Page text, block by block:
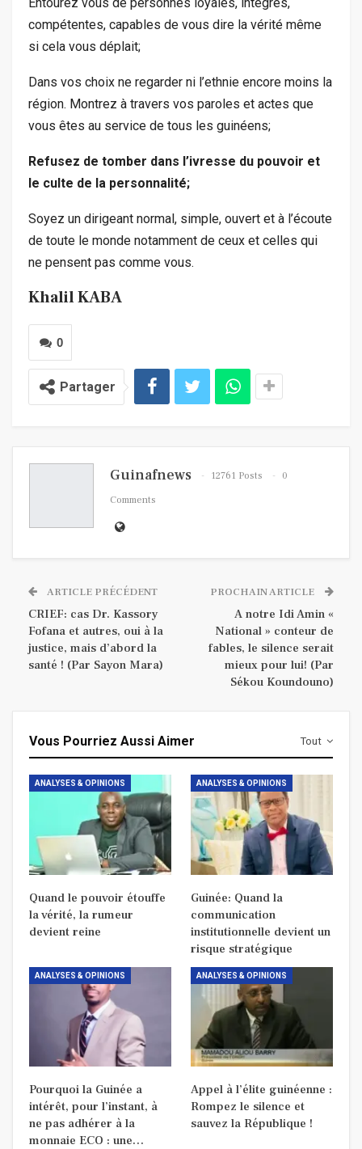
Entourez vous de personnes loyales, intègres,
compétentes, capables de vous dire la vérité même
si cela vous déplait;
Dans vos choix ne regarder ni l’ethnie encore moins la
région. Montrez à travers vos paroles et actes que
vous êtes au service de tous les guinéens;
Refusez de tomber dans l’ivresse du pouvoir et
le culte de la personnalité;
Soyez un dirigeant normal, simple, ouvert et à l’écoute
de toute le monde notamment de ceux et celles qui
ne pensent pas comme vous.
Khalil KABA
0
Partager
Guinafnews 12761 Posts
0
Comments
ARTICLE PRÉCÉDENT
CRIEF: cas Dr. Kassory
Fofana et autres, oui à la
justice, mais d’abord la
santé ! (Par Sayon Mara)
PROCHAIN ARTICLE
A notre Idi Amin «
National » conteur de
fables, le silence serait
mieux pour lui! (Par
Sékou Koundouno)
Tout
Vous Pourriez Aussi Aimer
ANALYSES & OPINIONS
Quand le pouvoir étouffe
la vérité, la rumeur
devient reine
ANALYSES & OPINIONS
Guinée: Quand la
communication
institutionnelle devient un
risque stratégique
ANALYSES & OPINIONS
Pourquoi la Guinée a
intérêt, pour l’instant, à
ne pas adhérer à la
monnaie ECO : une…
ANALYSES & OPINIONS
Appel à l’élite guinéenne :
Rompez le silence et
sauvez la République !